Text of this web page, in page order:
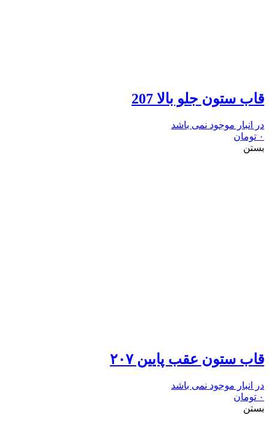
قاب ستون جلو بالا 207
در انبار موجود نمی باشد
۰ تومان
بستن
قاب ستون عقب پایین ۲۰۷
در انبار موجود نمی باشد
۰ تومان
بستن